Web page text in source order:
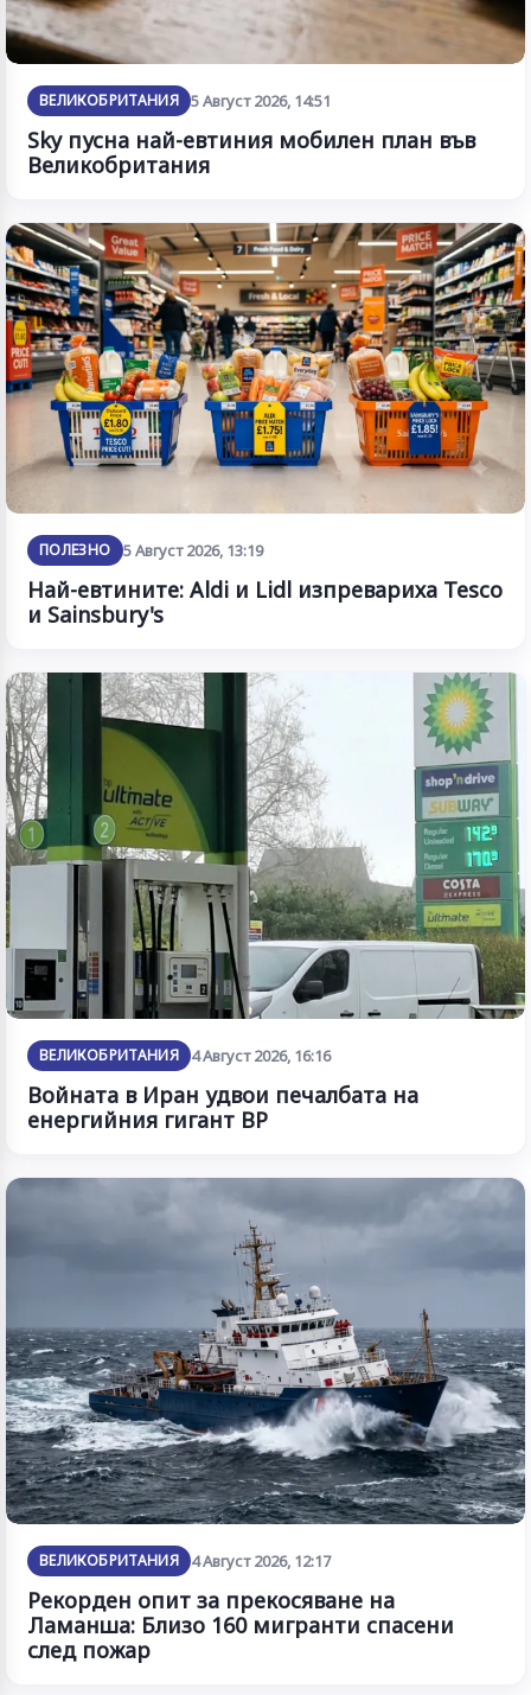
ВЕЛИКОБРИТАНИЯ 5 Август 2026, 14:51
Sky пусна най-евтиния мобилен план във
Великобритания
ПОЛЕЗНО 5 Август 2026, 13:19
Най-евтините: Aldi и Lidl изпревариха Tesco
и Sainsbury's
ВЕЛИКОБРИТАНИЯ 4 Август 2026, 16:16
Войната в Иран удвои печалбата на
енергийния гигант BP
ВЕЛИКОБРИТАНИЯ 4 Август 2026, 12:17
Рекорден опит за прекосяване на
Ламанша: Близо 160 мигранти спасени
след пожар